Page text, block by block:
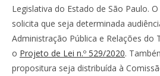
Legislativa do Estado de São Paulo.
solicita que seja determinada
Administração Pública e Relações do
o Projeto de Lei n.º 529/2020.
propositura seja distribuída à